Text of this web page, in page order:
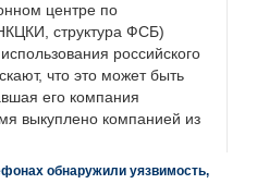
центре по
структура ФСБ)
российского
что это может быть
его компания
выкуплено компанией из
обнаружили уязвимость,